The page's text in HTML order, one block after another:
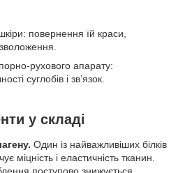
повернення їй краси,
зволоження.
рухового апарату:
суглобів і зв’язок.
у складі
Один із найважливіших білків
міцність і еластичність тканин.